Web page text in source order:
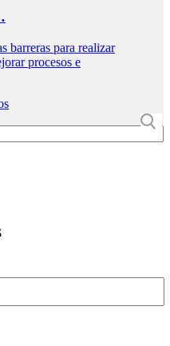
barreras para realizar
procesos e